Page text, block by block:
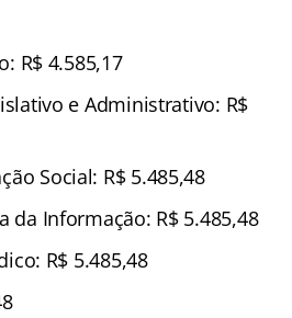
R$ 4.585,17
e Administrativo: R$
Social: R$ 5.485,48
da Informação: R$ 5.485,48
R$ 5.485,48